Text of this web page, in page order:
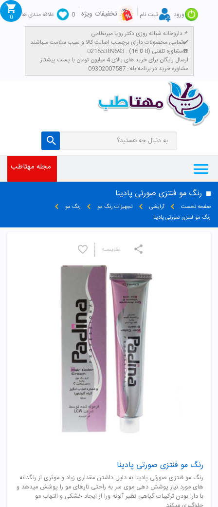
ورود ثبت نام تخفیفات ویژه 0
علاقه مندی ها
داروخانه شبانه روزی دکتر رویا میرنظامی📌
تمامی محصولات دارای برچسب اصالت کالا و سیب سلامت میباشند✔️
مشاوره تلفنی (8 تا 16) : 02165389693☎️
​ارسال رایگان برای خرید های بالای 4 میلیون تومان با پست پیشتاز
مشاوره خرید در برنامه بله : 09302007587
0
مجله مهتاطب
رنگ مو فنتزی صورتی پادینا
صفحه نخست آرایشی تجهیزات رنگ مو
رنگ مو
رنگ مو فنتزی صورتی پادینا
رنگ مو فنتزی صورتی پادینا
رنگ مو فنتزی صورتی پادینا به دلیل داشتن مقداری زیاد و موثری از رنگدانه
های مورد نیاز پوشش دهی موی سر به راحتی تارهای مو را پوشش میدهد و
با دارا بودن ترکیبات گیاهی نظیر آلوئه ورا از ایجاد خشکی و التهاب مو
مقایسـه